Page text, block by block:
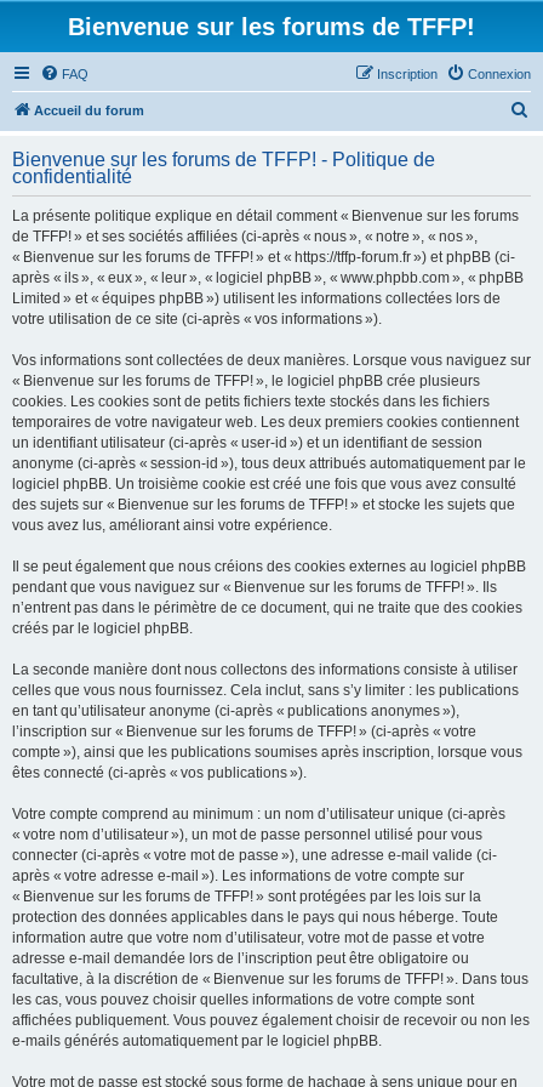
Bienvenue sur les forums de TFFP!
FAQ Connexion
Inscription
Accueil du forum
h
Bienvenue sur les forums de TFFP! - Politique de
confidentialité
La présente politique explique en détail comment « Bienvenue sur les forums
de TFFP! » et ses sociétés affiliées (ci-après « nous », « notre », « nos »,
« Bienvenue sur les forums de TFFP! » et « https://tffp-forum.fr ») et phpBB (ci-
après « ils », « eux », « leur », « logiciel phpBB », « www.phpbb.com », « phpBB
Limited » et « équipes phpBB ») utilisent les informations collectées lors de
votre utilisation de ce site (ci-après « vos informations »).
Vos informations sont collectées de deux manières. Lorsque vous naviguez sur
« Bienvenue sur les forums de TFFP! », le logiciel phpBB crée plusieurs
cookies. Les cookies sont de petits fichiers texte stockés dans les fichiers
temporaires de votre navigateur web. Les deux premiers cookies contiennent
un identifiant utilisateur (ci-après « user-id ») et un identifiant de session
anonyme (ci-après « session-id »), tous deux attribués automatiquement par le
logiciel phpBB. Un troisième cookie est créé une fois que vous avez consulté
des sujets sur « Bienvenue sur les forums de TFFP! » et stocke les sujets que
vous avez lus, améliorant ainsi votre expérience.
Il se peut également que nous créions des cookies externes au logiciel phpBB
pendant que vous naviguez sur « Bienvenue sur les forums de TFFP! ». Ils
n’entrent pas dans le périmètre de ce document, qui ne traite que des cookies
créés par le logiciel phpBB.
La seconde manière dont nous collectons des informations consiste à utiliser
celles que vous nous fournissez. Cela inclut, sans s’y limiter : les publications
en tant qu’utilisateur anonyme (ci-après « publications anonymes »),
l’inscription sur « Bienvenue sur les forums de TFFP! » (ci-après « votre
compte »), ainsi que les publications soumises après inscription, lorsque vous
êtes connecté (ci-après « vos publications »).
Votre compte comprend au minimum : un nom d’utilisateur unique (ci-après
« votre nom d’utilisateur »), un mot de passe personnel utilisé pour vous
connecter (ci-après « votre mot de passe »), une adresse e-mail valide (ci-
après « votre adresse e-mail »). Les informations de votre compte sur
« Bienvenue sur les forums de TFFP! » sont protégées par les lois sur la
protection des données applicables dans le pays qui nous héberge. Toute
information autre que votre nom d’utilisateur, votre mot de passe et votre
adresse e-mail demandée lors de l’inscription peut être obligatoire ou
facultative, à la discrétion de « Bienvenue sur les forums de TFFP! ». Dans tous
les cas, vous pouvez choisir quelles informations de votre compte sont
affichées publiquement. Vous pouvez également choisir de recevoir ou non les
e-mails générés automatiquement par le logiciel phpBB.
Votre mot de passe est stocké sous forme de hachage à sens unique pour en